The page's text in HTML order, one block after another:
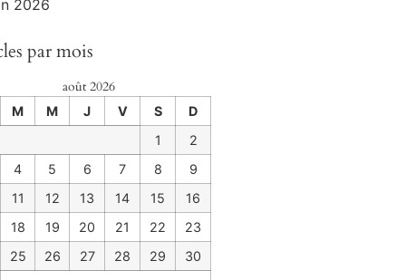
2026
par mois
août 2026
M M J V S
D
1
2
4
5 6 7 8
9
11
12 13 14 15
16
18
19 20 21 22
23
25
26 27 28 29 30